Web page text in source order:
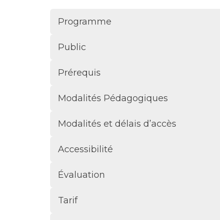
Programme
Public
Prérequis
Modalités Pédagogiques
Modalités et délais d’accès
Accessibilité
Évaluation
Tarif